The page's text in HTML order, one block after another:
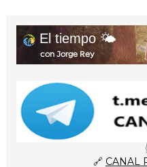
El tiempo 🌤️
con Jorge Rey
🔗 CANAL